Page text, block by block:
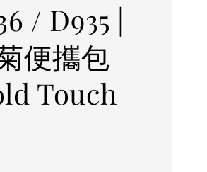
/ D935 |
便攜包
Touch